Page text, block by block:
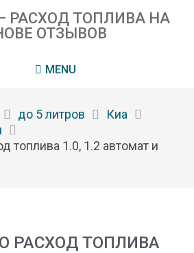
MENU
до 5 литров
Киа
топлива 1.0, 1.2 автомат и
РАСХОД ТОПЛИВА